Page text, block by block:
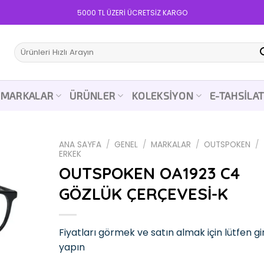
5000 TL ÜZERİ ÜCRETSİZ KARGO
Ara:
MARKALAR ÜRÜNLER KOLEKSIYON E-TAHSILAT
Add to
wishlist
ANA SAYFA / GENEL / MARKALAR / OUTSPOKEN /
ERKEK
OUTSPOKEN OA1923 C4
GÖZLÜK ÇERÇEVESİ-K
Fiyatları görmek ve satın almak için lütfen
yapın